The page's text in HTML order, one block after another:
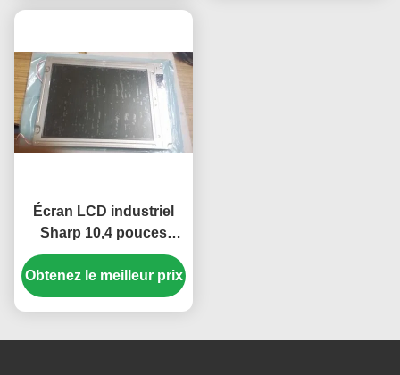
Écran LCD industriel
Sharp 10,4 pouces
haute luminosité
350cd/m2 avec une
résolution de 640*480
Obtenez le meilleur prix